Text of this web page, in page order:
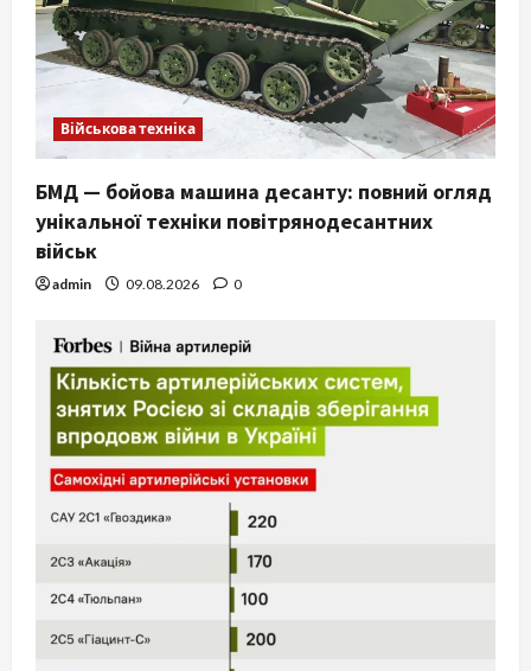
Військова техніка
БМД — бойова машина десанту: повний огляд
унікальної техніки повітрянодесантних
військ
admin 09.08.2026 0